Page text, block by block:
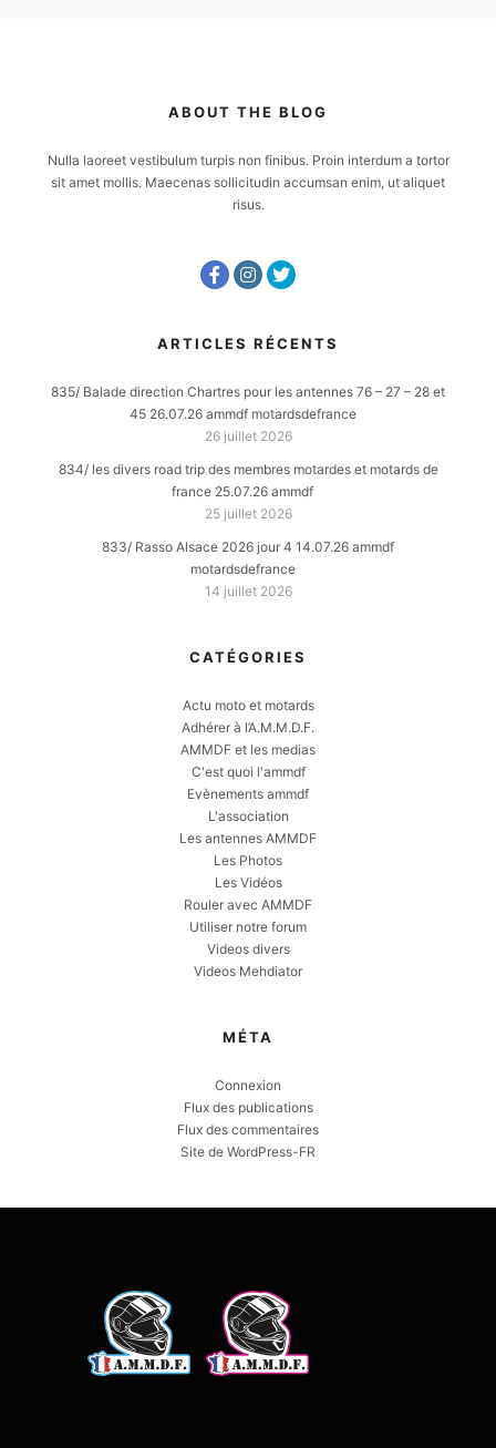
ABOUT THE BLOG
Nulla laoreet vestibulum turpis non finibus. Proin interdum a tortor
sit amet mollis. Maecenas sollicitudin accumsan enim, ut aliquet
risus.
ARTICLES RÉCENTS
835/ Balade direction Chartres pour les antennes 76 – 27 – 28 et
45 26.07.26 ammdf motardsdefrance
26 juillet 2026
834/ les divers road trip des membres motardes et motards de
france 25.07.26 ammdf
25 juillet 2026
833/ Rasso Alsace 2026 jour 4 14.07.26 ammdf
motardsdefrance
14 juillet 2026
CATÉGORIES
Actu moto et motards
Adhérer à l’A.M.M.D.F.
AMMDF et les medias
C'est quoi l'ammdf
Evènements ammdf
L'association
Les antennes AMMDF
Les Photos
Les Vidéos
Rouler avec AMMDF
Utiliser notre forum
Videos divers
Videos Mehdiator
MÉTA
Connexion
Flux des publications
Flux des commentaires
Site de WordPress-FR